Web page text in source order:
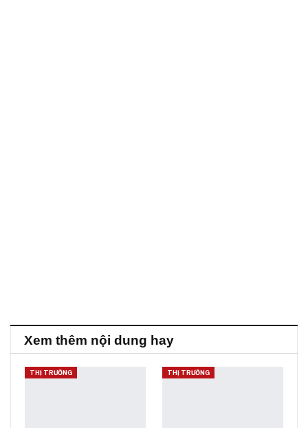
Xem thêm nội dung hay
THỊ TRƯỜNG THỊ TRƯỜNG